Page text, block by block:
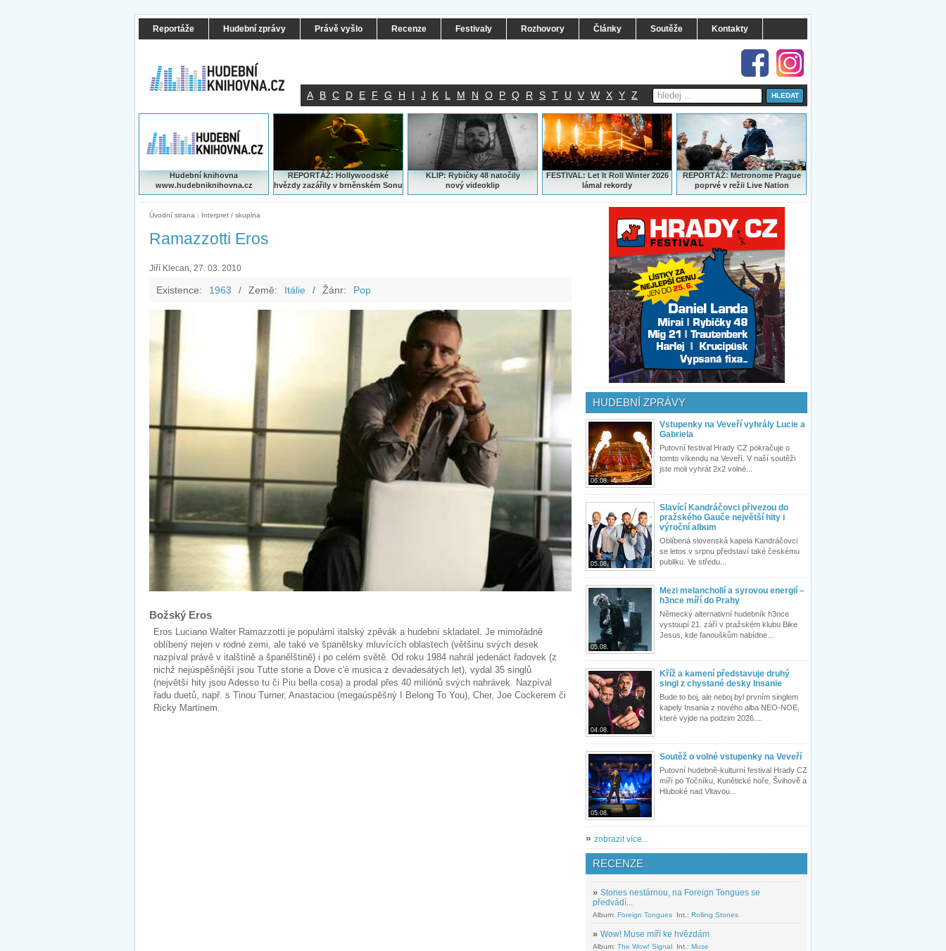
Reportáže Hudební zprávy Právě vyšlo Recenze Festivaly Rozhovory Články Soutěže Kontakty
A B C D E F G H I J K L M N O P Q R S T U V W X Y Z
Hudební knihovna
www.hudebniknihovna.cz
REPORTÁŽ: Hollywoodské
hvězdy zazářily v brněnském Sonu
KLIP: Rybičky 48 natočily
nový videoklip
FESTIVAL: Let It Roll Winter 2026
lámal rekordy
REPORTÁŽ:Metronome Prague
poprvé v režii Live Nation
Úvodní strana | Interpret / skupina
Ramazzotti Eros
Jiří Klecan, 27. 03. 2010
Existence: 1963 / Země: Itálie / Žánr: Pop
Božský Eros
Eros Luciano Walter Ramazzotti je populární italský zpěvák a hudební skladatel. Je mimořádně
oblíbený nejen v rodné zemi, ale také ve španělsky mluvících oblastech (většinu svých desek
nazpíval právě v italštině a španělštině) i po celém světě. Od roku 1984 nahrál jedenáct řadovek (z
nichž nejúspěšnější jsou Tutte storie a Dove c'è musica z devadesátých let), vydal 35 singlů
(největší hity jsou Adesso tu či Piu bella cosa) a prodal přes 40 miliónů svých nahrávek. Nazpíval
řadu duetů, např. s Tinou Turner, Anastaciou (megaúspěšný I Belong To You), Cher, Joe Cockerem či
Ricky Martinem.
HUDEBNÍ ZPRÁVY
06.08.
Vstupenky na Veveří vyhrály Lucie a
Gabriela
Putovní festival Hrady CZ pokračuje o
tomto víkendu na Veveří. V naší soutěži
jste moli vyhrát 2x2 volné...
05.08.
Slavící Kandráčovci přivezou do
pražského Gauče největší hity i
výroční album
Oblíbená slovenská kapela Kandráčovci
se letos v srpnu představí také českému
publiku. Ve středu...
05.08.
Mezi melancholií a syrovou energií –
h3nce míří do Prahy
Německý alternativní hudebník h3nce
vystoupí 21. září v pražském klubu Bike
Jesus, kde fanouškům nabídne...
04.08.
Kříž a kamení představuje druhý
singl z chystané desky Insanie
Bude to boj, ale neboj byl prvním singlem
kapely Insania z nového alba NEO-NOE,
které vyjde na podzim 2026....
05.08.
Soutěž o volné vstupenky na Veveří
Putovní hudebně-kulturní festival Hrady CZ
míří po Točníku, Kunětické hoře, Švihově a
Hluboké nad Vltavou...
» zobrazit více...
RECENZE
» Stones nestárnou, na Foreign Tongues se
předvádí...
Album: Foreign Tongues Int.: Rolling Stones
» Wow! Muse míří ke hvězdám
Album: The Wow! Signal Int.: Muse